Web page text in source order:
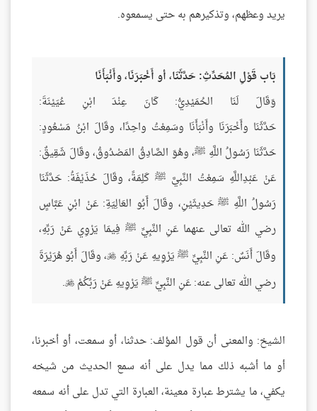
يريد وعظهم، وتذكيرهم به حتى يسمعوه.
بَاب قَوْلِ المُحَدِّثِ: حَدَّثَنَا، أو أَخْبَرَنَا، وأَنْبَأَنَا
وَقَالَ لَنَا الحُمَيْدِيُّ: كَانَ عِنْدَ ابْنِ عُيَيْنَةَ:
حَدَّثَنَا وأَخْبَرَنَا وأَنْبَأَنَا وسَمِعْتُ واحِدًا، وقَالَ ابْنُ مَسْعُودٍ:
حَدَّثَنَا رَسُولُ اللَّهِ ﷺ، وهُوَ الصَّادِقُ المَصْدُوقُ، وقَالَ شَقِيقٌ:
عَنْ عَبْدِاللَّهِ سَمِعْتُ النَّبِيَّ ﷺ كَلِمَةً، وقَالَ حُذَيْفَةُ: حَدَّثَنَا
رَسُولُ اللَّهِ ﷺ حَدِيثَيْنِ، وقَالَ أَبُو العَالِيَةِ: عَنْ ابْنِ عَبَّاسٍ
رضي الله تعالى عنهما عَنِ النَّبِيِّ ﷺ فِيمَا يَرْوِي عَنْ رَبِّهِ،
وقَالَ أَنَسٌ: عَنِ النَّبِيِّ ﷺ يَرْوِيهِ عَنْ رَبِّهِ ، وقَالَ أَبُو هُرَيْرَةَ
رضي الله تعالى عنه: عَنِ النَّبِيِّ ﷺ يَرْوِيهِ عَنْ رَبِّكُمْ 
.
الشيخ: والمعنى أن قول المؤلف: حدثنا، أو سمعت، أو أخبرنا،
أو ما أشبه ذلك مما يدل على أنه سمع الحديث من شيخه
يكفي، ما يشترط عبارة معينة، العبارة التي تدل على أنه سمعه